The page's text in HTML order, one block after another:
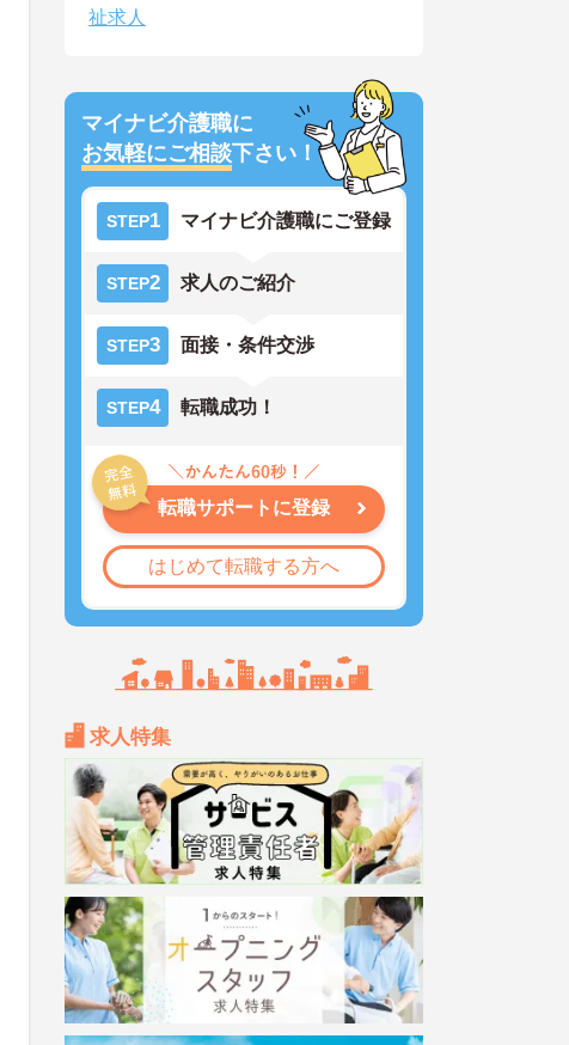
祉求人
マイナビ介護職に
お気軽にご相談下さい！
STEP1 マイナビ介護職にご登録
STEP2 求人のご紹介
STEP3 面接・条件交渉
STEP4 転職成功！
転職サポートに登録
はじめて転職する方へ
求人特集